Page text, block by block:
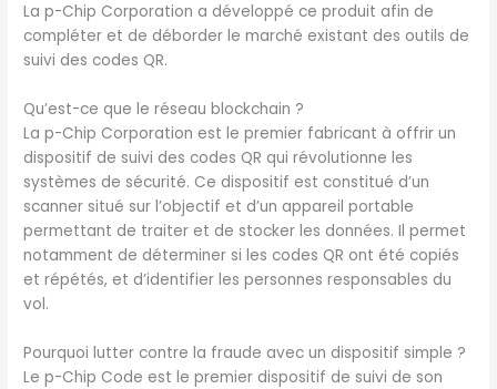
La p-Chip Corporation a développé ce produit afin de
compléter et de déborder le marché existant des outils de
suivi des codes QR.
Qu’est-ce que le réseau blockchain ?
La p-Chip Corporation est le premier fabricant à offrir un
dispositif de suivi des codes QR qui révolutionne les
systèmes de sécurité. Ce dispositif est constitué d’un
scanner situé sur l’objectif et d’un appareil portable
permettant de traiter et de stocker les données. Il permet
notamment de déterminer si les codes QR ont été copiés
et répétés, et d’identifier les personnes responsables du
vol.
Pourquoi lutter contre la fraude avec un dispositif simple ?
Le p-Chip Code est le premier dispositif de suivi de son